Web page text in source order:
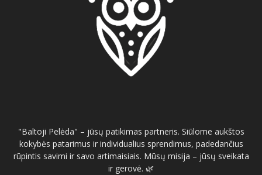
"Baltoji Pelėda" – jūsų patikimas partneris. Siūlome aukštos
kokybės patarimus ir individualius sprendimus, padedančius
rūpintis savimi ir savo artimaisiais. Mūsų misija – jūsų sveikata
ir gerovė. 🌿